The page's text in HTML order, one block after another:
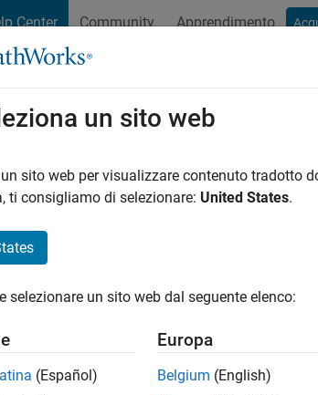
Center Community Apprendimento
un sito web
sito web per visualizzare contenuto tradotto
ti consigliamo di selezionare: United States.
selezionare un sito web dal seguente elenco:
(Español)
Europa
Belgium (English)